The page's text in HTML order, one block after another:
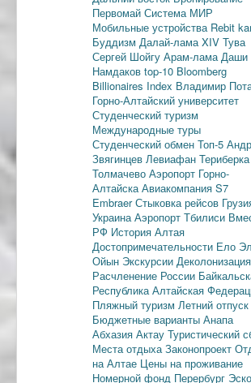
Первомай Система МИР
Мобильные устройства Rebit
Буддизм Далай-лама XIV Тува
Сергей Шойгу Арам-лама Даши
Намдаков top-10 Bloomberg
Billionaires Index Владимир
Горно-Алтайский университет
Студенческий туризм
Международные туры
Студенческий обмен Топ-5
Звягинцев Левиафан Териберка
Толмачево Аэропорт Горно-
Алтайска Авиакомпания S7
EmbraerСтыковка рейсов
Украина Аэропорт Тбилиси
РФ История Алтая
Достопримечательности Ело Эл
Ойын Экскурсии Деколонизация
Расчленение России
Республика Алтайская
Пляжный туризм Летний отпуск
Бюджетные варианты Анапа
Абхазия Актау Туристический
Места отдыха Законопроект
на Алтае Цены на проживание
Номерной фонд Перербург